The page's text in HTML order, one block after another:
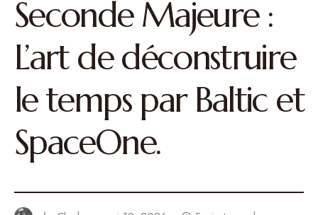
Seconde Majeure :
L’art de déconstruire
le temps par Baltic et
SpaceOne.